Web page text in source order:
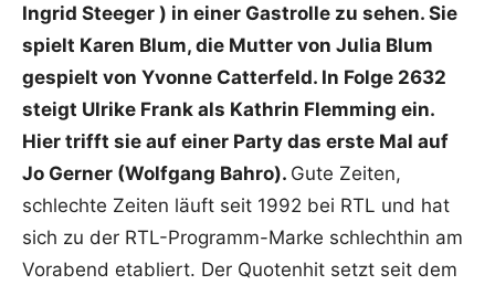
Ingrid Steeger ) in einer Gastrolle zu sehen. Sie
spielt Karen Blum, die Mutter von Julia Blum
gespielt von Yvonne Catterfeld. In Folge 2632
steigt Ulrike Frank als Kathrin Flemming ein.
Hier trifft sie auf einer Party das erste Mal auf
Jo Gerner (Wolfgang Bahro). Gute Zeiten,
schlechte Zeiten läuft seit 1992 bei RTL und hat
sich zu der RTL-Programm-Marke schlechthin am
Vorabend etabliert. Der Quotenhit setzt seit dem